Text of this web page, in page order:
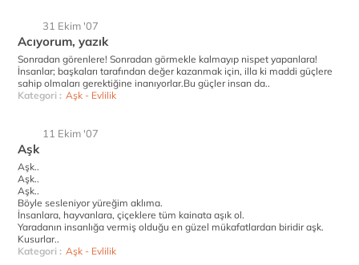
31 Ekim '07
Acıyorum, yazık
Sonradan görenlere! Sonradan görmekle kalmayıp nispet yapanlara!
İnsanlar; başkaları tarafından değer kazanmak için, illa ki maddi güçlere
sahip olmaları gerektiğine inanıyorlar.Bu güçler insan da..
Kategori : Aşk - Evlilik
11 Ekim '07
Aşk
Aşk..
Aşk..
Aşk..
Böyle sesleniyor yüreğim aklıma.
İnsanlara, hayvanlara, çiçeklere tüm kainata aşık ol.
Yaradanın insanlığa vermiş olduğu en güzel mükafatlardan biridir aşk.
Kusurlar..
Kategori : Aşk - Evlilik